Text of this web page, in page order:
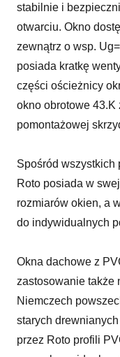
stabilnie i
otwarciu. Okno
zewnątrz o wsp.
posiada kratkę
części ościeżnicy
okno obrotowe
pomontażowej
Spośród wszystkich
Roto posiada w
rozmiarów okien, a
do indywidualnych
Okna dachowe z
zastosowanie także
Niemczech
starych
przez Roto profili